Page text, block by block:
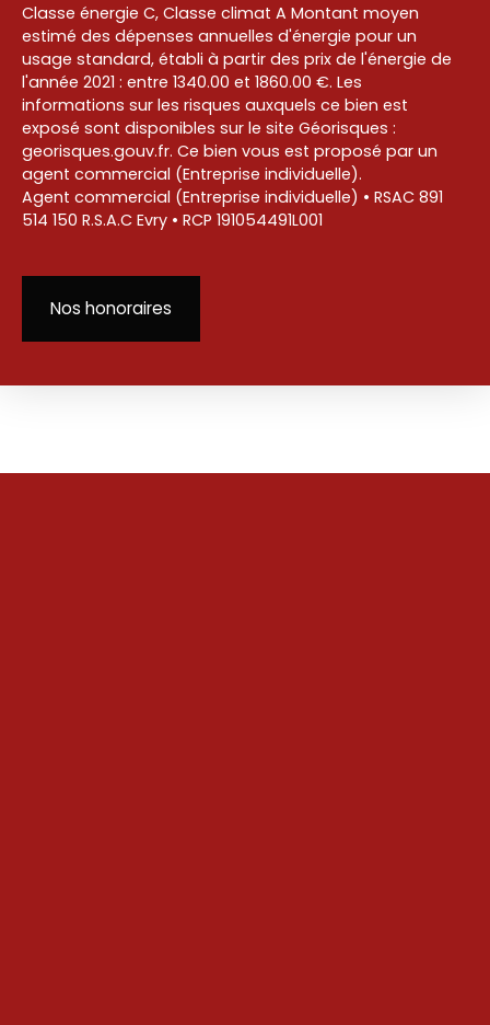
Classe énergie C, Classe climat A Montant moyen
estimé des dépenses annuelles d'énergie pour un
usage standard, établi à partir des prix de l'énergie de
l'année 2021 : entre 1340.00 et 1860.00 €. Les
informations sur les risques auxquels ce bien est
exposé sont disponibles sur le site Géorisques :
georisques.gouv.fr. Ce bien vous est proposé par un
agent commercial (Entreprise individuelle).
Agent commercial (Entreprise individuelle) • RSAC 891
514 150 R.S.A.C Evry • RCP 191054491L001
Nos honoraires